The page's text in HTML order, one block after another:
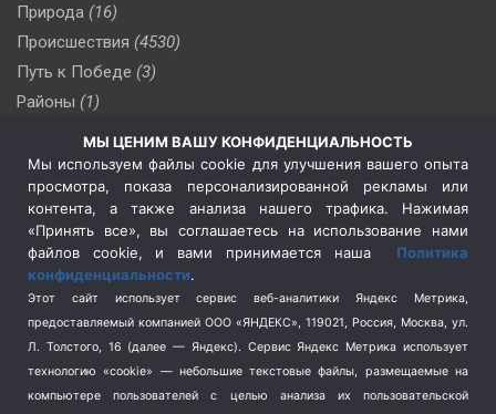
Природа (16)
Происшествия (4530)
Путь к Победе (3)
Районы (1)
(510)
Сельское хозяйство (3)
Социальная политика
(3)
Спецоперация в Украине
Спецоперация на Украине
(404)
Спорт (740)
Терроризм (1)
Транспорт (262)
Туризм (178)
МЫ ЦЕНИМ ВАШУ КОНФИДЕНЦИАЛЬНОСТЬ
Мы используем файлы cookie для улучшения вашего опыта
просмотра, показа персонализированной рекламы или
контента, а также анализа нашего трафика. Нажимая
«Принять все», вы соглашаетесь на использование нами
файлов cookie, и вами принимается наша Политика
конфиденциальности.
Этот сайт использует сервис веб-аналитики Яндекс Метрика,
предоставляемый компанией ООО «ЯНДЕКС», 119021, Россия, Москва, ул.
Л. Толстого, 16 (далее — Яндекс). Сервис Яндекс Метрика использует
технологию «cookie» — небольшие текстовые файлы, размещаемые на
компьютере пользователей с целью анализа их пользовательской